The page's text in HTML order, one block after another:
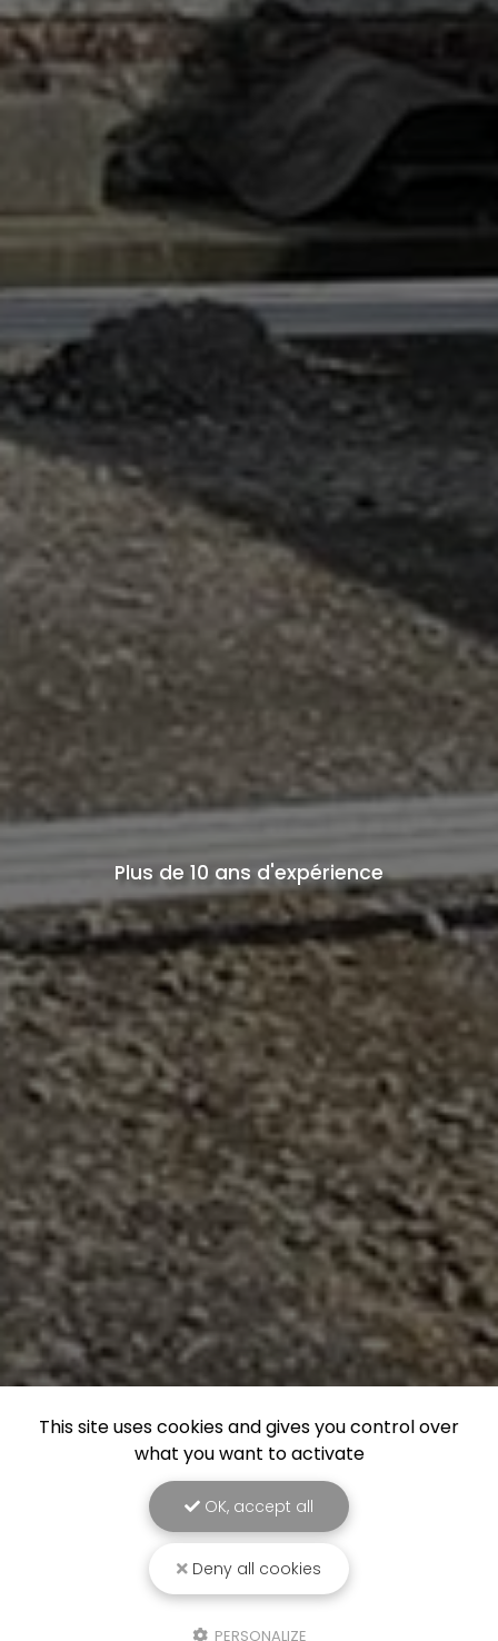
Plus de 10 ans d'expérience
This site uses cookies and gives you control over
what you want to activate
OK, accept all
Deny all cookies
PERSONALIZE